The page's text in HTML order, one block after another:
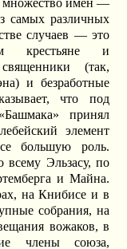
самых различных
случаев — это
крестьяне и
(так,
и безработные
что под
принял
элемент
большую роль.
всему Эльзасу, по
и Майна.
на Книбисе и в
собрания, на
вожаков, в
члены союза,